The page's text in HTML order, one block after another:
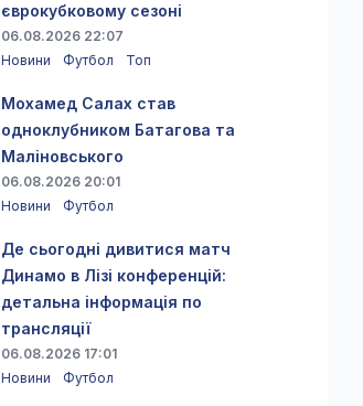
єврокубковому сезоні
06.08.2026 22:07
Новини
Футбол Топ
Мохамед Салах став
одноклубником Батагова та
Маліновського
06.08.2026 20:01
Новини
Футбол
Де сьогодні дивитися матч
Динамо в Лізі конференцій:
детальна інформація по
трансляції
06.08.2026 17:01
Новини
Футбол